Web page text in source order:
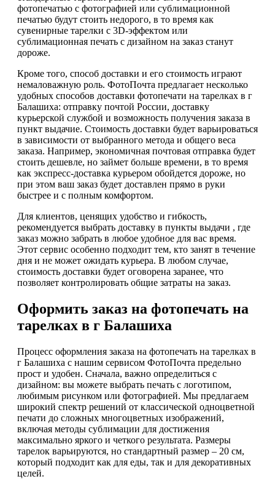
фотопечатью с фотографией или сублимационной
печатью будут стоить недорого, в то время как
сувенирные тарелки с 3D-эффектом или
сублимационная печать с дизайном на заказ станут
дороже.
Кроме того, способ доставки и его стоимость играют
немаловажную роль. ФотоПочта предлагает несколько
удобных способов доставки фотопечати на тарелках в г
Балашиха: отправку почтой России, доставку
курьерской службой и возможность получения заказа в
пункт выдачие. Стоимость доставки будет варьироваться
в зависимости от выбранного метода и общего веса
заказа. Например, экономичная почтовая отправка будет
стоить дешевле, но займет больше времени, в то время
как экспресс-доставка курьером обойдется дороже, но
при этом ваш заказ будет доставлен прямо в руки
быстрее и с полным комфортом.
Для клиентов, ценящих удобство и гибкость,
рекомендуется выбрать доставку в пункты выдачи , где
заказ можно забрать в любое удобное для вас время.
Этот сервис особенно подходит тем, кто занят в течение
дня и не может ожидать курьера. В любом случае,
стоимость доставки будет оговорена заранее, что
позволяет контролировать общие затраты на заказ.
Оформить заказ на фотопечать на
тарелках в г Балашиха
Процесс оформления заказа на фотопечать на тарелках в
г Балашиха с нашим сервисом ФотоПочта предельно
прост и удобен. Сначала, важно определиться с
дизайном: вы можете выбрать печать с логотипом,
любимым рисунком или фотографией. Мы предлагаем
широкий спектр решений от классической одноцветной
печати до сложных многоцветных изображений,
включая методы сублимации для достижения
максимально яркого и четкого результата. Размеры
тарелок варьируются, но стандартный размер – 20 см,
который подходит как для еды, так и для декоративных
целей.